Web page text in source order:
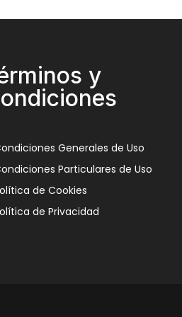
y
Generales de Uso
Particulares de Uso
de Cookies
de Privacidad